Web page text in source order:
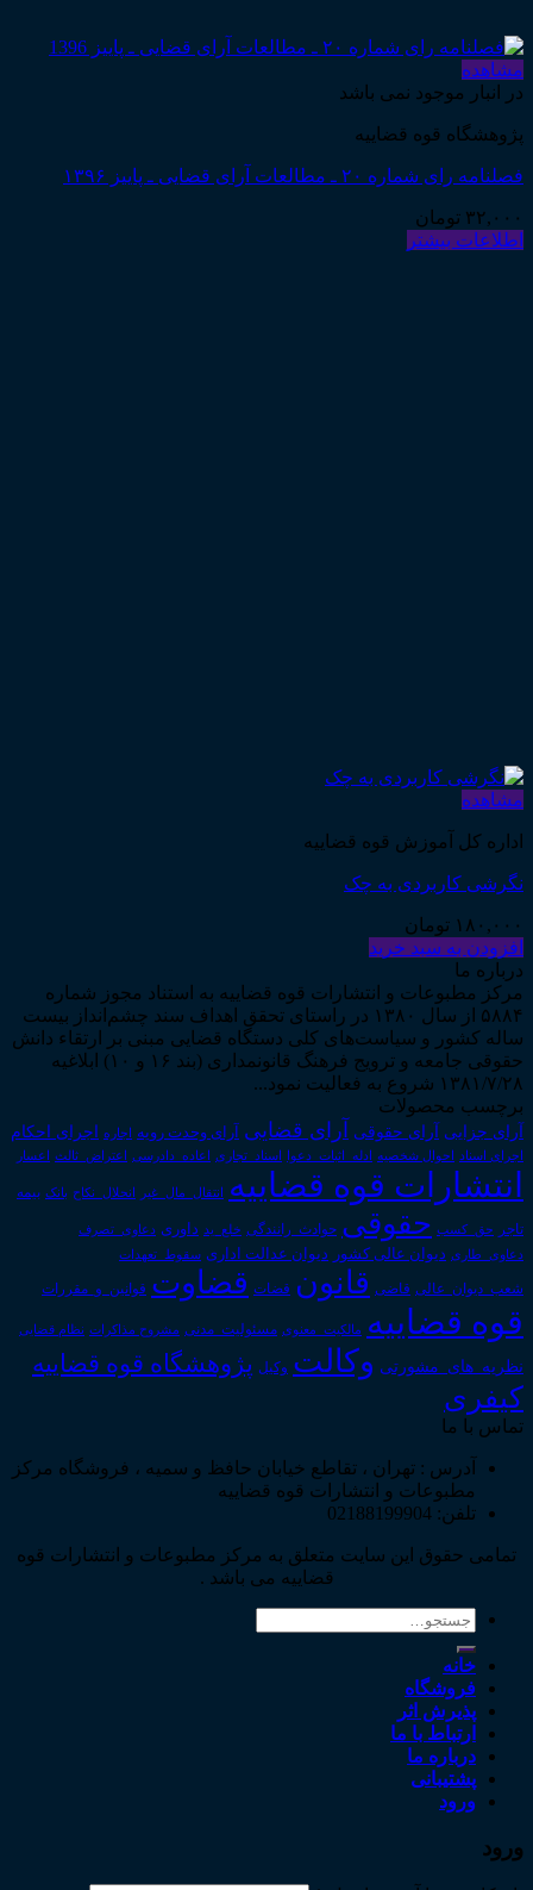
مشاهده
در انبار موجود نمی باشد
پژوهشگاه قوه قضاییه
فصلنامه رای شماره ۲۰ ـ مطالعات آرای قضایی ـ پاییز ۱۳۹۶
۳۲,۰۰۰ تومان
اطلاعات بیشتر
مشاهده
اداره کل آموزش قوه قضاییه
نگرشی کاربردی به چک
۱۸۰,۰۰۰ تومان
افزودن به سبد خرید
درباره ما
مرکز مطبوعات و انتشارات قوه قضاییه به استناد مجوز شماره
۵۸۸۴ از سال ۱۳۸۰ در راستای تحقق اهداف سند چشم‌انداز بیست
ساله کشور و سیاست‌های کلی دستگاه قضایی مبنی بر ارتقاء دانش
حقوقی جامعه و ترویج فرهنگ قانونمداری (بند ۱۶ و ۱۰) ابلاغیه
۱۳۸۱/۷/۲۸ شروع به فعالیت نمود...
برچسب محصولات
آرای جزایی آرای حقوقی آرای قضایی آرای وحدت رویه اجاره اجرای احکام
اجرای اسناد احوال شخصیه ادله_اثبات_دعوا اسناد_تجاری اعاده_دادرسی اعتراض_ثالث اعسار
انتشارات قوه قضاییه انتقال_مال_غیر انحلال_نکاح بانک بیمه
تاجر حق_کسب حقوقی حوادث_رانندگی خلع_ید داوری دعاوی_تصرف
دعاوی_طاری دیوان عالی کشور دیوان عدالت اداری سقوط_تعهدات
شعب_دیوان_عالی قاضی قانون قضات قضاوت قوانین_و_مقررات
قوه قضاییه مالکیت_معنوی مسئولیت_مدنی مشروح مذاکرات نظام قضایی
نظریه_های_مشورتی وکالت وکیل پژوهشگاه قوه قضاییه
کیفری
تماس با ما
آدرس : تهران ، تقاطع خیابان حافظ و سمیه ، فروشگاه مرکز
مطبوعات و انتشارات قوه قضاییه
تلفن: 02188199904
تمامی حقوق این سایت متعلق به مرکز مطبوعات و انتشارات قوه
قضاییه می باشد .
جستجو
خانه
فروشگاه
پذیرش اثر
ارتباط با ما
درباره ما
پشتیبانی
ورود
ورود